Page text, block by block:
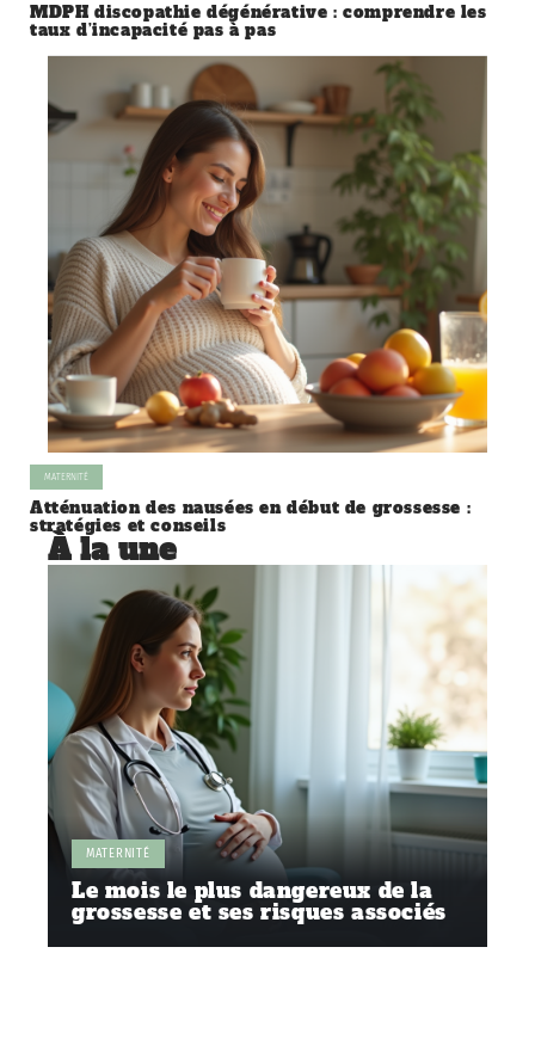
MDPH discopathie dégénérative : comprendre les
taux d’incapacité pas à pas
MATERNITÉ
Atténuation des nausées en début de grossesse :
stratégies et conseils
À la une
MATERNITÉ
Le mois le plus dangereux de la
grossesse et ses risques associés